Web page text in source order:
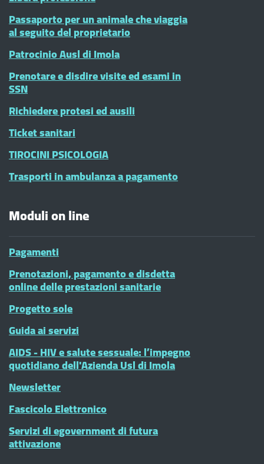
Passaporto per un animale che viaggia
al seguito del proprietario
Patrocinio Ausl di Imola
Prenotare e disdire visite ed esami in
SSN
Richiedere protesi ed ausili
Ticket sanitari
TIROCINI PSICOLOGIA
Trasporti in ambulanza a pagamento
Moduli on line
Pagamenti
Prenotazioni, pagamento e disdetta
online delle prestazioni sanitarie
Progetto sole
Guida ai servizi
AIDS - HIV e salute sessuale: l’impegno
quotidiano dell'Azienda Usl di Imola
Newsletter
Fascicolo Elettronico
Servizi di egovernment di futura
attivazione